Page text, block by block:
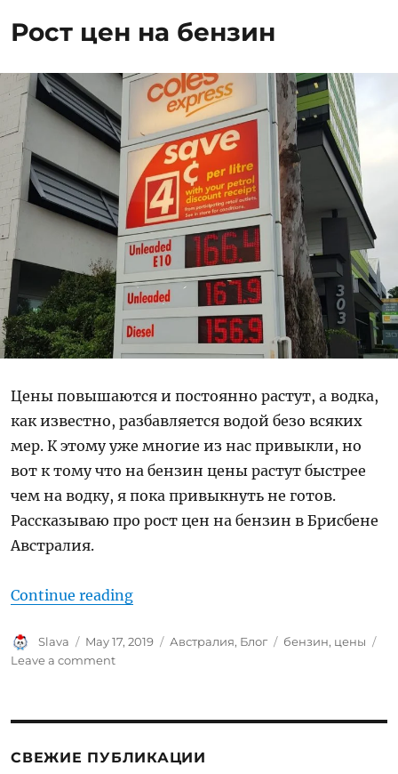
Рост цен на бензин
Цены повышаются и постоянно растут, а водка,
как известно, разбавляется водой безо всяких
мер. К этому уже многие из нас привыкли, но
вот к тому что на бензин цены растут быстрее
чем на водку, я пока привыкнуть не готов.
Рассказываю про рост цен на бензин в Брисбене
Австралия.
Continue reading“Рост цен на бензин”
Author
Slava
Posted
on
May 17, 2019 Categories
Австралия, Блог Tags
бензин, цены
Leave a commenton
СВЕЖИЕ ПУБЛИКАЦИИ